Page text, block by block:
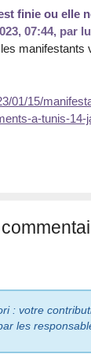
finie ou elle
07:44, par
manifestants
01/15/
a-tunis-14-
: votre
les